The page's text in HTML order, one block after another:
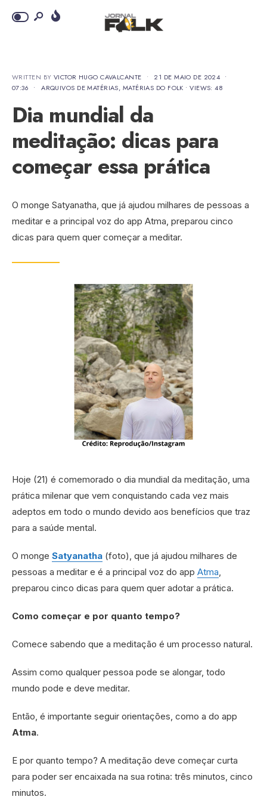
WRITTEN BY VICTOR HUGO CAVALCANTE • 21 DE MAIO DE 2024 •
07:36
• ARQUIVOS DE MATÉRIAS, MATÉRIAS DO FOLK •VIEWS: 48
Dia mundial da
meditação: dicas para
começar essa prática
O monge Satyanatha, que já ajudou milhares de pessoas a
meditar e a principal voz do app Atma, preparou cinco
dicas para quem quer começar a meditar.
Hoje (21) é comemorado o dia mundial da meditação, uma
prática milenar que vem conquistando cada vez mais
adeptos em todo o mundo devido aos benefícios que traz
para a saúde mental.
O monge Satyanatha (foto), que já ajudou milhares de
pessoas a meditar e é a principal voz do app Atma
preparou cinco dicas para quem quer adotar a prática.
Como começar e por quanto tempo?
Comece sabendo que a meditação é um processo natural.
Assim como qualquer pessoa pode se alongar, todo
mundo pode e deve meditar.
Então, é importante seguir orientações, como a do app
Atma.
E por quanto tempo? A meditação deve começar curta
para poder ser encaixada na sua rotina: três minutos, cinco
minutos.